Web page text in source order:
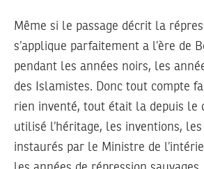
Même si le passage décrit la
s’applique parfaitement a l’ère de
pendant les années noirs, les
des Islamistes. Donc tout compte
rien inventé, tout était la depuis le
utilisé l’héritage, les inventions,
instaurés par le Ministre de